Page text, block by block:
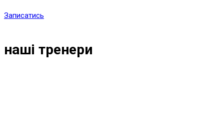
Записатись
наші тренери